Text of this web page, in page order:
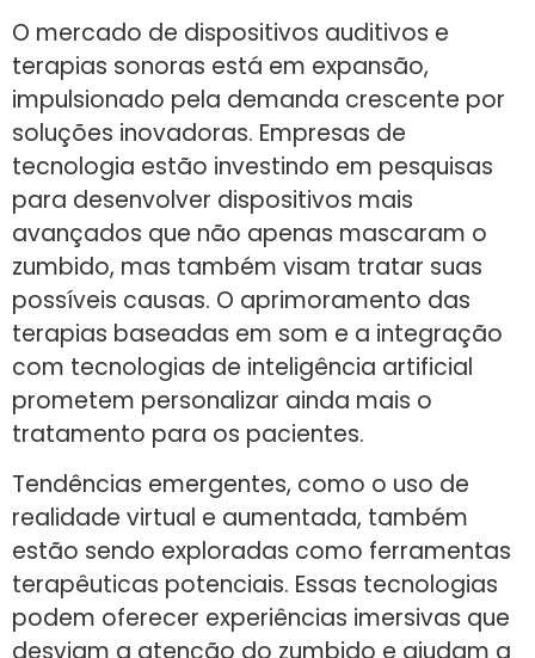
O mercado de dispositivos auditivos e
terapias sonoras está em expansão,
impulsionado pela demanda crescente por
soluções inovadoras. Empresas de
tecnologia estão investindo em pesquisas
para desenvolver dispositivos mais
avançados que não apenas mascaram o
zumbido, mas também visam tratar suas
possíveis causas. O aprimoramento das
terapias baseadas em som e a integração
com tecnologias de inteligência artificial
prometem personalizar ainda mais o
tratamento para os pacientes.
Tendências emergentes, como o uso de
realidade virtual e aumentada, também
estão sendo exploradas como ferramentas
terapêuticas potenciais. Essas tecnologias
podem oferecer experiências imersivas que
desviam a atenção do zumbido e ajudam a